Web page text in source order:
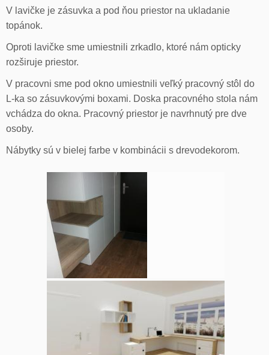
V lavičke je zásuvka a pod ňou priestor na ukladanie
topánok.
Oproti lavičke sme umiestnili zrkadlo, ktoré nám opticky
rozširuje priestor.
V pracovni sme pod okno umiestnili veľký pracovný stôl do
L-ka so zásuvkovými boxami. Doska pracovného stola nám
vchádza do okna. Pracovný priestor je navrhnutý pre dve
osoby.
Nábytky sú v bielej farbe v kombinácii s drevodekorom.